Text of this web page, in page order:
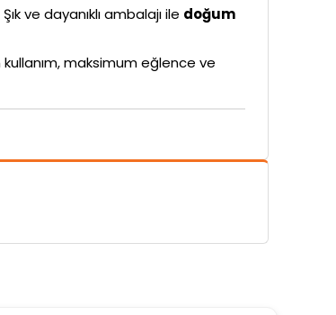
ve dayanıklı ambalajı ile doğum
maksimum eğlence ve